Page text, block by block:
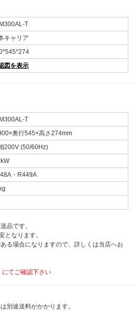
T
キャリア
図を表示
T
奥行545×高さ274mm
200V (50/60Hz)
・R449A
品です。
となります。
る場合になりますので、詳しくは当店へお
てご確認下さい
別途送料がかかります。